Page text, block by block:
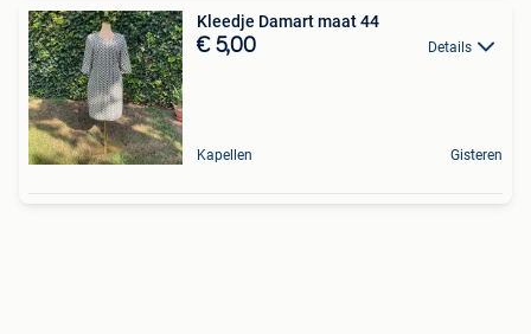
Kleedje Damart maat 44
€ 5,00 Details
Kapellen Gisteren